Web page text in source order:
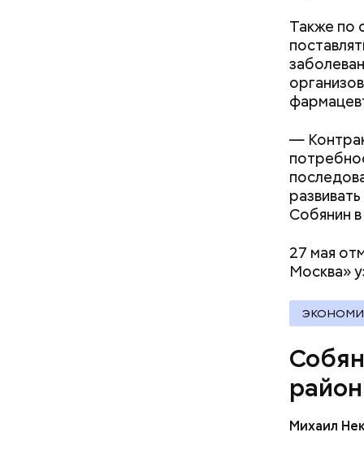
Также по
—
Собянин в
27 мая
Москва»
Михаил
Во-
По
станций